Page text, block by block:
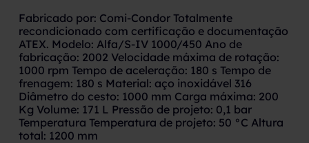
Fabricado por: Comi-Condor Totalmente
recondicionado com certificação e documentação
ATEX. Modelo: Alfa/S-IV 1000/450 Ano de
fabricação: 2002 Velocidade máxima de rotação:
1000 rpm Tempo de aceleração: 180 s Tempo de
frenagem: 180 s Material: aço inoxidável 316
Diâmetro do cesto: 1000 mm Carga máxima: 200
Kg Volume: 171 L Pressão de projeto: 0,1 bar
Temperatura Temperatura de projeto: 50 °C Altura
total: 1200 mm